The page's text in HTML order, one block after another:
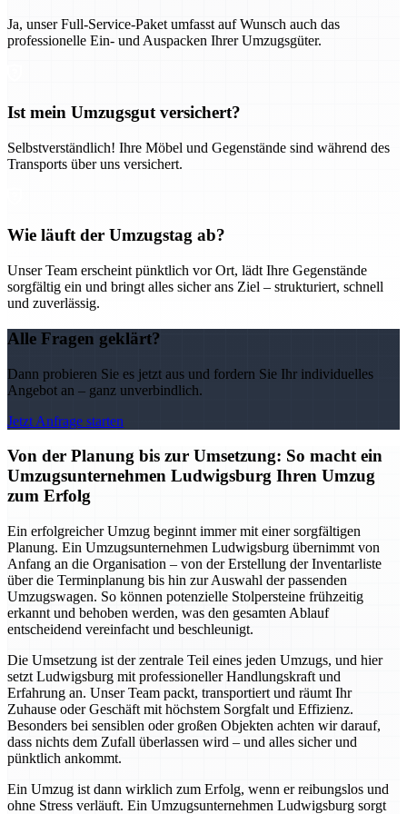
Ja, unser Full-Service-Paket umfasst auf Wunsch auch das
professionelle Ein- und Auspacken Ihrer Umzugsgüter.
Ist mein Umzugsgut versichert?
Selbstverständlich! Ihre Möbel und Gegenstände sind während des
Transports über uns versichert.
Wie läuft der Umzugstag ab?
Unser Team erscheint pünktlich vor Ort, lädt Ihre Gegenstände
sorgfältig ein und bringt alles sicher ans Ziel – strukturiert, schnell
und zuverlässig.
Alle Fragen geklärt?
Dann probieren Sie es jetzt aus und fordern Sie Ihr individuelles
Angebot an – ganz unverbindlich.
Jetzt Anfrage starten
Von der Planung bis zur Umsetzung: So macht ein
Umzugsunternehmen Ludwigsburg Ihren Umzug
zum Erfolg
Ein erfolgreicher Umzug beginnt immer mit einer sorgfältigen
Planung. Ein Umzugsunternehmen Ludwigsburg übernimmt von
Anfang an die Organisation – von der Erstellung der Inventarliste
über die Terminplanung bis hin zur Auswahl der passenden
Umzugswagen. So können potenzielle Stolpersteine frühzeitig
erkannt und behoben werden, was den gesamten Ablauf
entscheidend vereinfacht und beschleunigt.
Die Umsetzung ist der zentrale Teil eines jeden Umzugs, und hier
setzt Ludwigsburg mit professioneller Handlungskraft und
Erfahrung an. Unser Team packt, transportiert und räumt Ihr
Zuhause oder Geschäft mit höchstem Sorgfalt und Effizienz.
Besonders bei sensiblen oder großen Objekten achten wir darauf,
dass nichts dem Zufall überlassen wird – und alles sicher und
pünktlich ankommt.
Ein Umzug ist dann wirklich zum Erfolg, wenn er reibungslos und
ohne Stress verläuft. Ein Umzugsunternehmen Ludwigsburg sorgt